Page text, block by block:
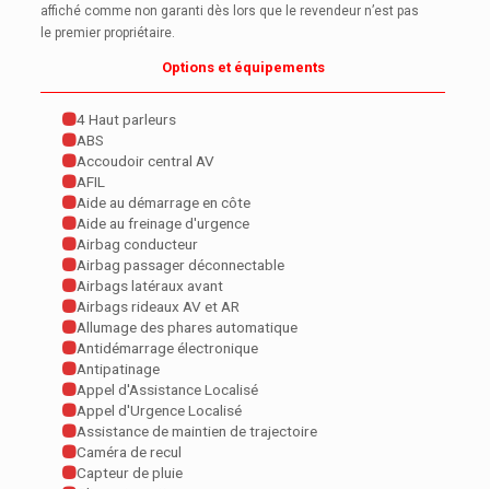
affiché comme non garanti dès lors que le revendeur n’est pas
le premier propriétaire.
Options et équipements
4 Haut parleurs
ABS
Accoudoir central AV
AFIL
Aide au démarrage en côte
Aide au freinage d'urgence
Airbag conducteur
Airbag passager déconnectable
Airbags latéraux avant
Airbags rideaux AV et AR
Allumage des phares automatique
Antidémarrage électronique
Antipatinage
Appel d'Assistance Localisé
Appel d'Urgence Localisé
Assistance de maintien de trajectoire
Caméra de recul
Capteur de pluie